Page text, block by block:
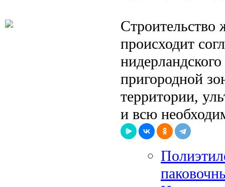
Строительство
происходит
пригородной
территории,
и всю